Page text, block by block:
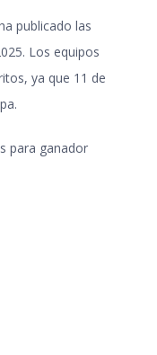
publicado las
. Los equipos
ya que 11 de
para ganador